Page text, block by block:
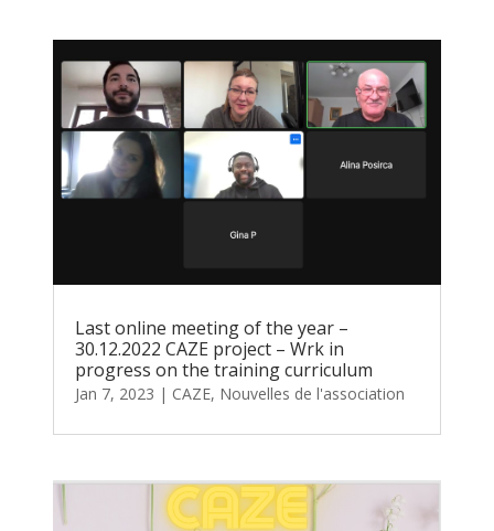
Last online meeting of the year –
30.12.2022 CAZE project – Wrk in
progress on the training curriculum
Jan 7, 2023 | CAZE, Nouvelles de l'association